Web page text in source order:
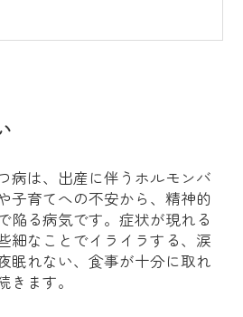
病は、出産に伴うホルモンバ
子育てへの不安から、精神的
陥る病気です。症状が現れる
細なことでイライラする、涙
眠れない、食事が十分に取れ
きます。